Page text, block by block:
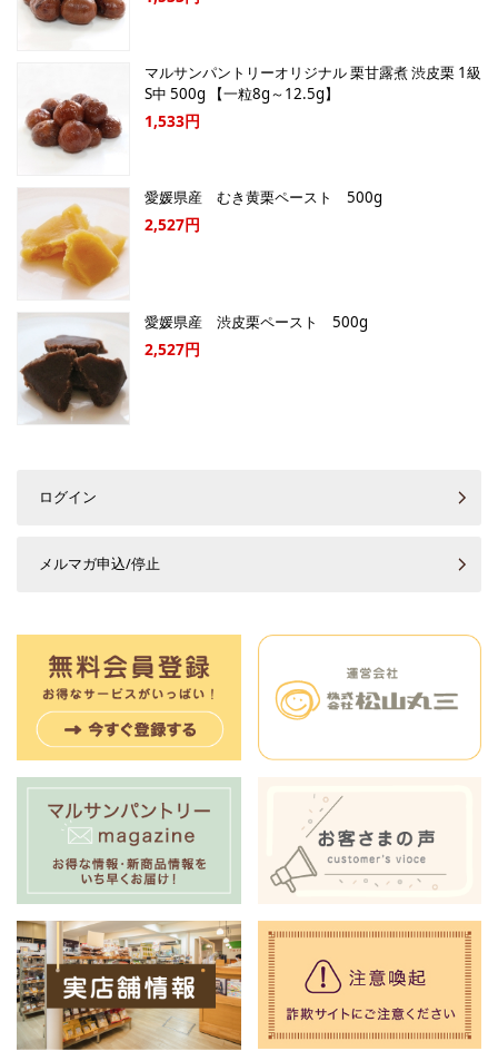
マルサンパントリーオリジナル 栗甘露煮 渋皮栗 1級
S中 500g 【一粒8g～12.5g】
1,533円
愛媛県産 むき黄栗ペースト 500g
2,527円
愛媛県産 渋皮栗ペースト 500g
2,527円
ログイン
メルマガ申込/停止